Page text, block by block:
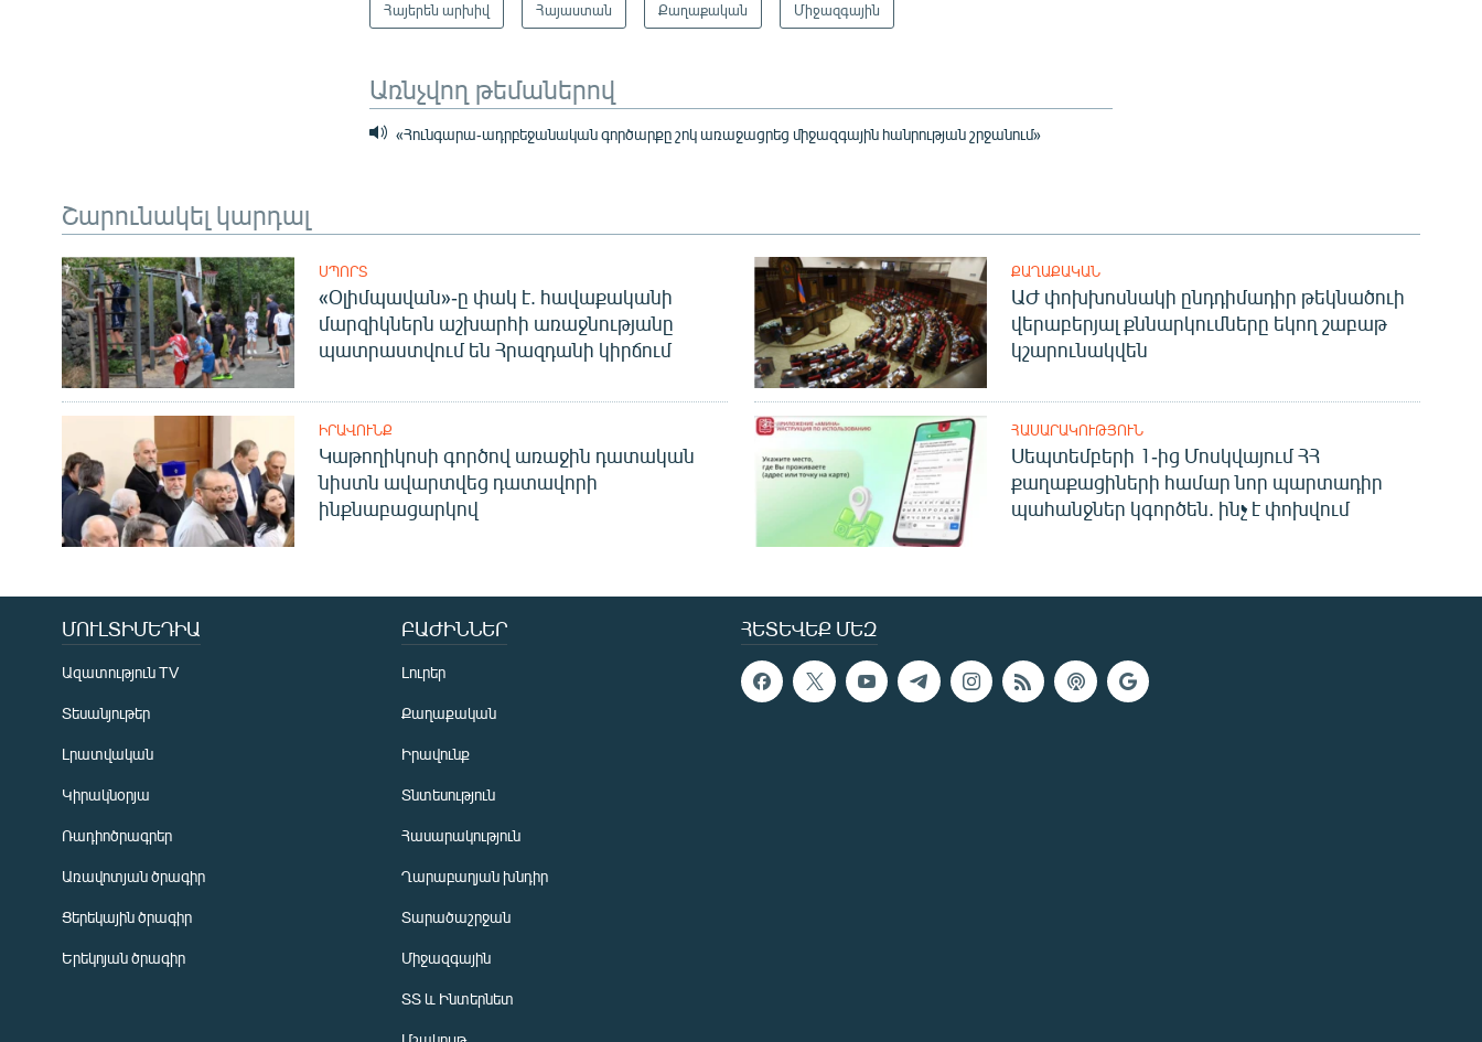
Հայերեն արխիվ Հայաստան Քաղաքական Միջազգային
Առնչվող թեմաներով
«Հունգարա-ադրբեջանական գործարքը շոկ առաջացրեց միջազգային հանրության շրջանում»
Շարունակել կարդալ
ՍՊՈՐՏ
«Օլիմպավան»-ը փակ է. հավաքականի
մարզիկներն աշխարհի առաջնությանը
պատրաստվում են Հրազդանի կիրճում
ՔԱՂԱՔԱԿԱՆ
ԱԺ փոխխոսնակի ընդդիմադիր թեկնածուի
վերաբերյալ քննարկումները եկող շաբաթ
կշարունակվեն
ԻՐԱՎՈՒՆՔ
Կաթողիկոսի գործով առաջին դատական
նիստն ավարտվեց դատավորի
ինքնաբացարկով
ՀԱՍԱՐԱԿՈՒԹՅՈՒՆ
Սեպտեմբերի 1-ից Մոսկվայում ՀՀ
քաղաքացիների համար նոր պարտադիր
պահանջներ կգործեն. ինչ է փոխվում
ՀԵՏԵՎԵՔ ՄԵԶ
ՄՈՒԼՏԻՄԵԴԻԱ
Ազատություն TV
Տեսանյութեր
Լրատվական
Կիրակնօրյա
Ռադիոծրագրեր
Առավոտյան ծրագիր
Ցերեկային ծրագիր
Երեկոյան ծրագիր
ԲԱԺԻՆՆԵՐ
Լուրեր
Քաղաքական
Իրավունք
Տնտեսություն
Հասարակություն
Ղարաբաղյան խնդիր
Տարածաշրջան
Միջազգային
ՏՏ և Ինտերնետ